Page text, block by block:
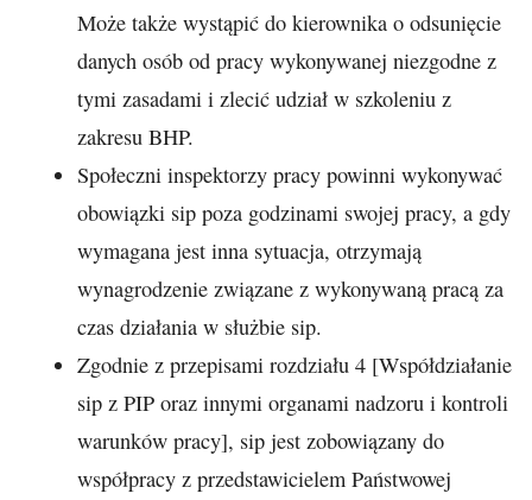
Może także wystąpić do kierownika o odsunięcie
danych osób od pracy wykonywanej niezgodne z
tymi zasadami i zlecić udział w szkoleniu z
zakresu BHP.
Społeczni inspektorzy pracy powinni wykonywać
obowiązki sip poza godzinami swojej pracy, a gdy
wymagana jest inna sytuacja, otrzymają
wynagrodzenie związane z wykonywaną pracą za
czas działania w służbie sip.
Zgodnie z przepisami rozdziału 4 [Współdziałanie
sip z PIP oraz innymi organami nadzoru i kontroli
warunków pracy], sip jest zobowiązany do
współpracy z przedstawicielem Państwowej